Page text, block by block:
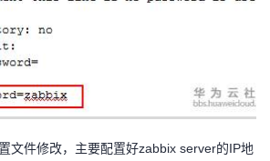
文件修改，主要配置好zabbix server的IP地